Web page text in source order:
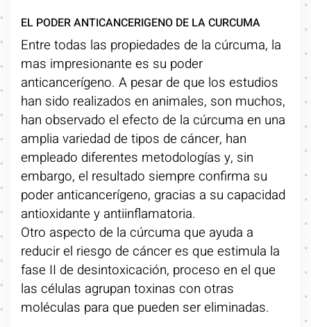
EL PODER ANTICANCERIGENO DE LA CURCUMA
Entre todas las propiedades de la cúrcuma, la
mas impresionante es su poder
anticancerígeno. A pesar de que los estudios
han sido realizados en animales, son muchos,
han observado el efecto de la cúrcuma en una
amplia variedad de tipos de cáncer, han
empleado diferentes metodologías y, sin
embargo, el resultado siempre confirma su
poder anticancerígeno, gracias a su capacidad
antioxidante y antiinflamatoria.
Otro aspecto de la cúrcuma que ayuda a
reducir el riesgo de cáncer es que estimula la
fase II de desintoxicación, proceso en el que
las células agrupan toxinas con otras
moléculas para que pueden ser eliminadas.